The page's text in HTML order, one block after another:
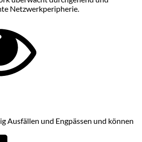
Netzwerkperipherie.
Ausfällen und Engpässen und können